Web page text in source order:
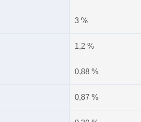
3 %
1,2 %
0,88 %
0,87 %